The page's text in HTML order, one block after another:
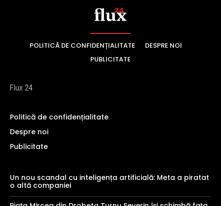
POLITICĂ DE CONFIDENȚIALITATE
DESPRE NOI
PUBLICITATE
Flux 24
Politică de confidențialitate
Despre noi
Publicitate
Un nou scandal cu inteligența artificială: Meta a piratat
o altă companiei